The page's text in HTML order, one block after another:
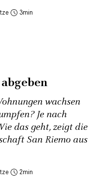
3
wachsen
Je nach
das geht, zeigt die
San Riemo aus
2